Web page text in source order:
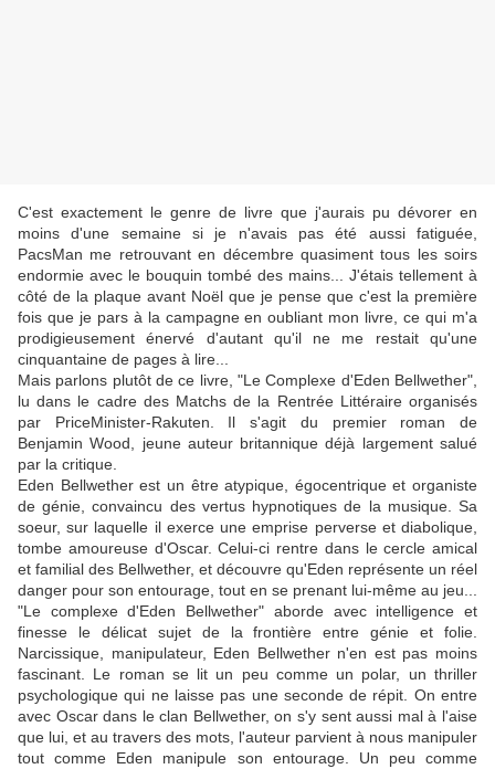
C'est exactement le genre de livre que j'aurais pu dévorer en
moins d'une semaine si je n'avais pas été aussi fatiguée,
PacsMan me retrouvant en décembre quasiment tous les soirs
endormie avec le bouquin tombé des mains... J'étais tellement à
côté de la plaque avant Noël que je pense que c'est la première
fois que je pars à la campagne en oubliant mon livre, ce qui m'a
prodigieusement énervé d'autant qu'il ne me restait qu'une
cinquantaine de pages à lire...
Mais parlons plutôt de ce livre, "Le Complexe d'Eden Bellwether",
lu dans le cadre des Matchs de la Rentrée Littéraire organisés
par PriceMinister-Rakuten. Il s'agit du premier roman de
Benjamin Wood, jeune auteur britannique déjà largement salué
par la critique.
Eden Bellwether est un être atypique, égocentrique et organiste
de génie, convaincu des vertus hypnotiques de la musique. Sa
soeur, sur laquelle il exerce une emprise perverse et diabolique,
tombe amoureuse d'Oscar. Celui-ci rentre dans le cercle amical
et familial des Bellwether, et découvre qu'Eden représente un réel
danger pour son entourage, tout en se prenant lui-même au jeu...
"Le complexe d'Eden Bellwether" aborde avec intelligence et
finesse le délicat sujet de la frontière entre génie et folie.
Narcissique, manipulateur, Eden Bellwether n'en est pas moins
fascinant. Le roman se lit un peu comme un polar, un thriller
psychologique qui ne laisse pas une seconde de répit. On entre
avec Oscar dans le clan Bellwether, on s'y sent aussi mal à l'aise
que lui, et au travers des mots, l'auteur parvient à nous manipuler
tout comme Eden manipule son entourage. Un peu comme